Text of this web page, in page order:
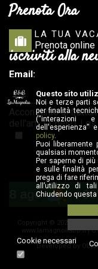
Prenota Ora
LA TUA
Prenota
iscriviti alla
Email:
Acconsento al
dell'art. 13 del D.
Copyright © 2020-2026 LA
www.lamagnoliabb.it |
Developed by
Questo sito
Noi e terze parti
per finalità
(“interazioni
dell'esperienza”
policy.
Puoi
qualsiasi
Per saperne di
e sulle finalità
prega di fare
all’utilizzo di
Chiudendo
Cookie necessari